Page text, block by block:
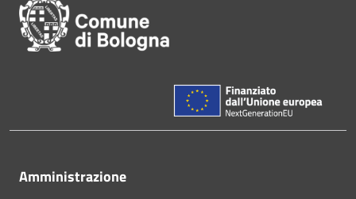
Amministrazione